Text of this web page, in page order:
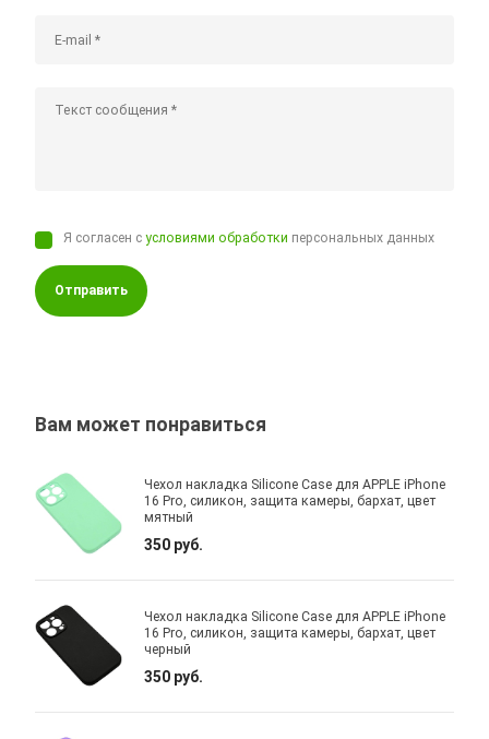
Я согласен сусловиями обработки персональных данных
Отправить
Вам может понравиться
Чехол накладка Silicone Case для APPLE iPhone
16 Pro, силикон, защита камеры, бархат, цвет
мятный
350 руб.
Чехол накладка Silicone Case для APPLE iPhone
16 Pro, силикон, защита камеры, бархат, цвет
черный
350 руб.